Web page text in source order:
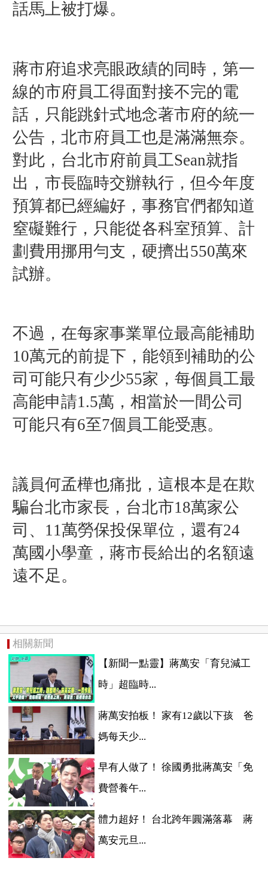
話馬上被打爆。
蔣市府追求亮眼政績的同時，第一
線的市府員工得面對接不完的電
話，只能跳針式地念著市府的統一
公告，北市府員工也是滿滿無奈。
對此， 台北市府前員工Sean就指
出，市長臨時交辦執行，但今年度
預算都已經編好，事務官們都知道
窒礙難行，只能從各科室預算、計
劃費用挪用勻支，硬擠出550萬來
試辦。
不過，在每家事業單位最高能補助
10萬元的前提下，能領到補助的公
司可能只有少少55家，每個員工最
高能申請1.5萬，相當於一間公司
可能只有6至7個員工能受惠。
議員何孟樺也痛批，這根本是在欺
騙台北市家長，台北市18萬家公
司、11萬勞保投保單位，還有24
萬國小學童，蔣市長給出的名額遠
遠不足。
相關新聞
【新聞一點靈】蔣萬安「育兒減工
時」超臨時...
蔣萬安拍板！ 家有12歲以下孩 爸
媽每天少...
早有人做了！ 徐國勇批蔣萬安「免
費營養午...
體力超好！ 台北跨年圓滿落幕 蔣
萬安元旦...